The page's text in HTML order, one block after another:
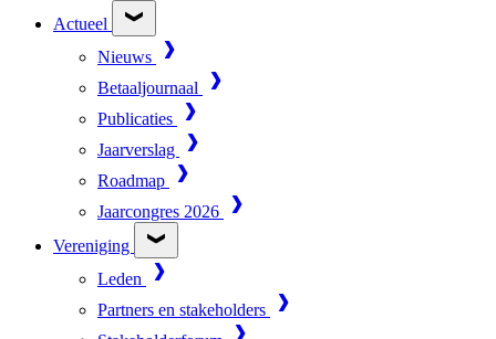
Actueel
Nieuws
Betaaljournaal
Publicaties
Jaarverslag
Roadmap
Jaarcongres 2026
Vereniging
Leden
Partners en stakeholders